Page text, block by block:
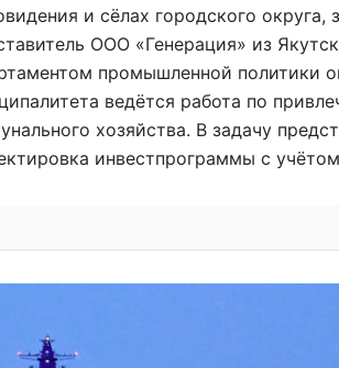
и сёлах городского
ООО «Генерация» из
промышленной политики
ведётся работа по
хозяйства. В задачу
инвестпрограммы с